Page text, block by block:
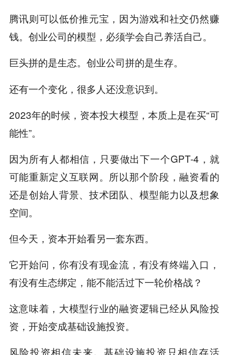
腾讯则可以低价推元宝，因为游戏和社交仍然赚
钱。创业公司的模型，必须学会自己养活自己。
巨头拼的是生态。创业公司拼的是生存。
还有一个变化，很多人还没意识到。
2023年的时候，资本投大模型，本质上是在买“可
能性”。
因为所有人都相信，只要做出下一个GPT-4，就
可能重新定义互联网。所以那个阶段，融资看的
还是创始人背景、技术团队、模型能力以及想象
空间。
但今天，资本开始看另一套东西。
它开始问，你有没有现金流，有没有终端入口，
有没有生态绑定，能不能活过下一轮价格战？
这意味着，大模型行业的融资逻辑已经从风险投
资，开始变成基础设施投资。